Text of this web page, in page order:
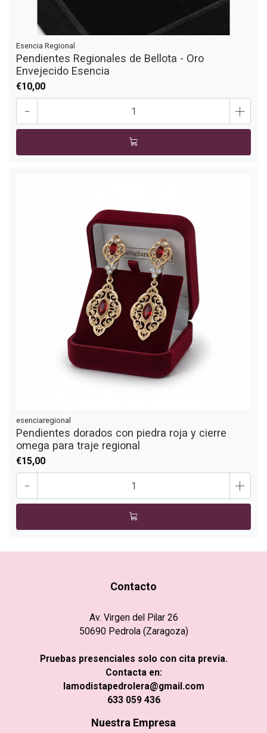
Esencia Regional
Pendientes Regionales de Bellota - Oro
Envejecido Esencia
€10,00
- +
esenciaregional
Pendientes dorados con piedra roja y cierre
omega para traje regional
€15,00
- +
Contacto
Av. Virgen del Pilar 26
50690 Pedrola (Zaragoza)
Pruebas presenciales solo con cita previa.
Contacta en:
lamodistapedrolera@gmail.com
633 059 436
Nuestra Empresa